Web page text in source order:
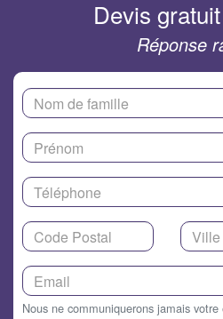
Devis
Réponse
Nous ne communiquerons jamais